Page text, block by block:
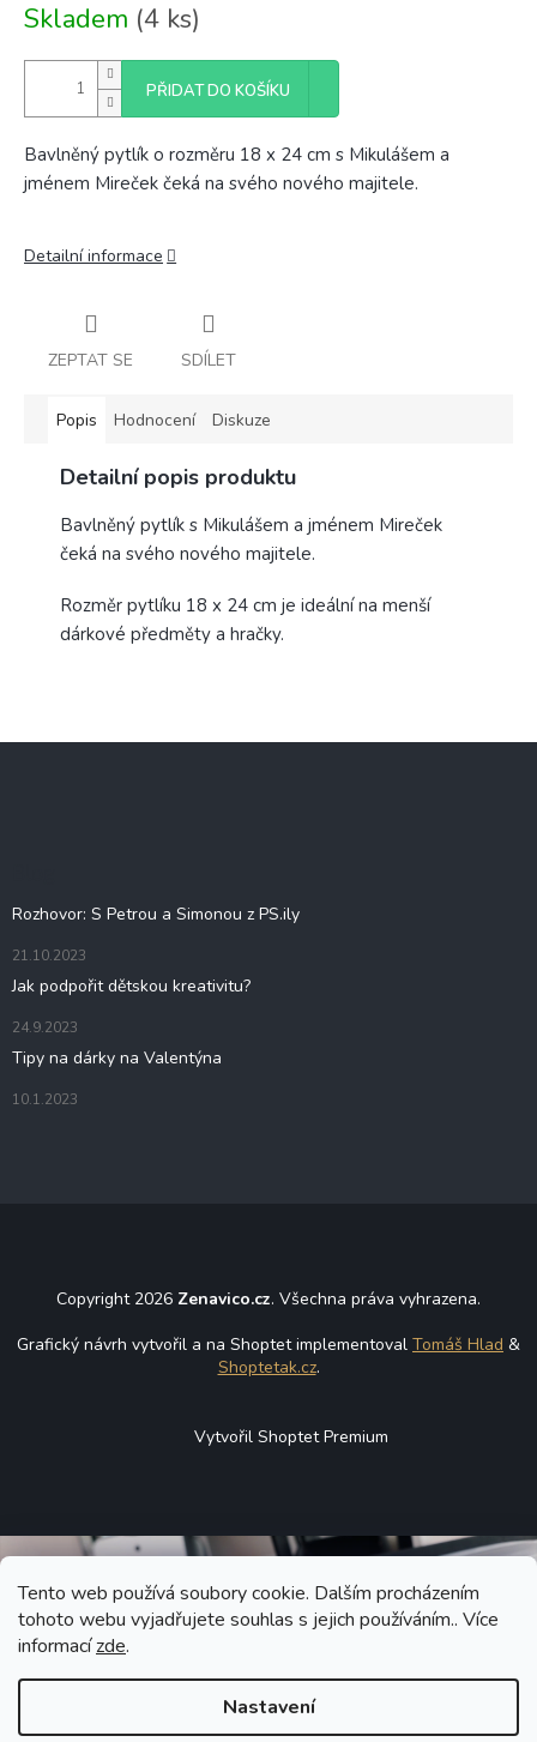
Tento web používá soubory cookie. Dalším procházením
tohoto webu vyjadřujete souhlas s jejich používáním.. Více
informacízde.
Nastavení
cena:
Skladem (4 ks)
PŘIDAT DO KOŠÍKU
Bavlněný pytlík o rozměru 18 x 24 cm s Mikulášem a
jménem Mireček čeká na svého nového majitele.
Detailní informace
ZEPTAT SE SDÍLET
Popis Hodnocení Diskuze
Detailní popis produktu
Bavlněný pytlík s Mikulášem a jménem Mireček
čeká na svého nového majitele.
Rozměr pytlíku 18 x 24 cm je ideální na menší
dárkové předměty a hračky.
Rozhovor: S Petrou a Simonou z PS.ily
21.10.2023
Jak podpořit dětskou kreativitu?
24.9.2023
Tipy na dárky na Valentýna
10.1.2023
Copyright 2026 Zenavico.cz. Všechna práva vyhrazena.
Grafický návrh vytvořil a na Shoptet implementoval Tomáš Hlad &
Shoptetak.cz.
Vytvořil Shoptet Premium